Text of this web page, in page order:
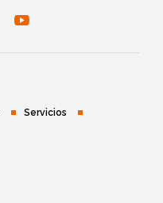
Servicios